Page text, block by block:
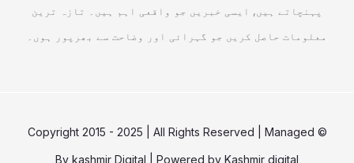
پہنچاتے ہیں, ایسی خبریں جو واقعی اہم ہیں۔ تازہ ترین
معلومات حاصل کریں جو گہرائی اور وضاحت سے بھرپور ہوں۔
© Copyright 2015 - 2025 | All Rights Reserved | Managed
By kashmir Digital | Powered by Kashmir digital